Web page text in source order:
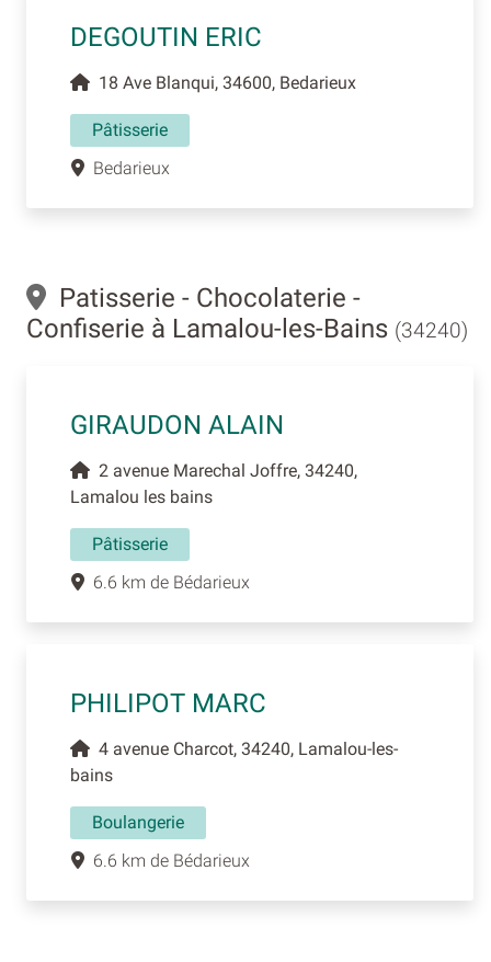
DEGOUTIN ERIC
18 Ave Blanqui, 34600, Bedarieux
Pâtisserie
Bedarieux
Patisserie - Chocolaterie -
Confiserie à Lamalou-les-Bains (34240)
GIRAUDON ALAIN
2 avenue Marechal Joffre, 34240,
Lamalou les bains
Pâtisserie
6.6 km de Bédarieux
PHILIPOT MARC
4 avenue Charcot, 34240, Lamalou-les-
bains
Boulangerie
6.6 km de Bédarieux